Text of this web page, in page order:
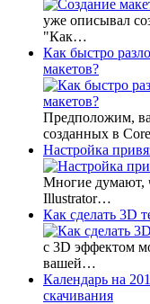
уже описывал
"Как…
Как быстро
макетов?
Предположим,
созданных в
Настройка
Многие думают,
Illustrator…
Как сделать 3D
с 3D эффектом
вашей…
Календарь на
скачивания